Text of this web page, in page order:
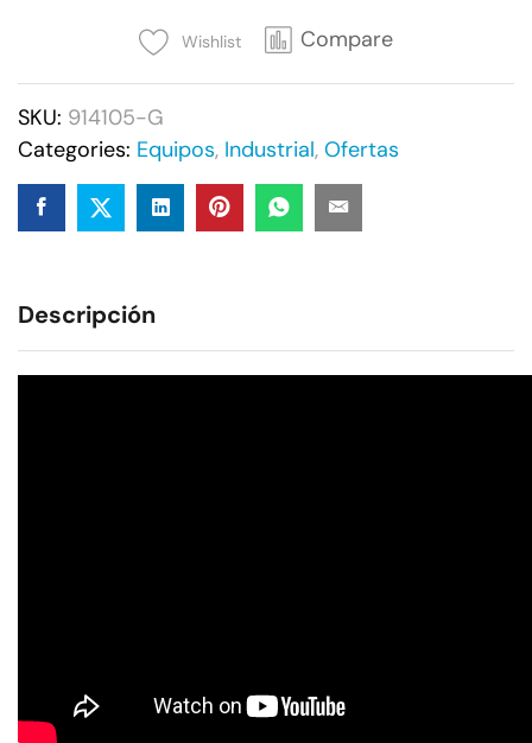
quantity
Wishlist Compare
SKU: 914105-G
Categories: Equipos, Industrial, Ofertas
Descripción